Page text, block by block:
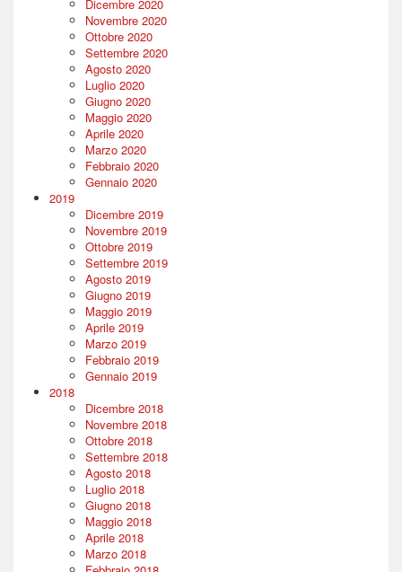
Dicembre 2020
Novembre 2020
Ottobre 2020
Settembre 2020
Agosto 2020
Luglio 2020
Giugno 2020
Maggio 2020
Aprile 2020
Marzo 2020
Febbraio 2020
Gennaio 2020
2019
Dicembre 2019
Novembre 2019
Ottobre 2019
Settembre 2019
Agosto 2019
Giugno 2019
Maggio 2019
Aprile 2019
Marzo 2019
Febbraio 2019
Gennaio 2019
2018
Dicembre 2018
Novembre 2018
Ottobre 2018
Settembre 2018
Agosto 2018
Luglio 2018
Giugno 2018
Maggio 2018
Aprile 2018
Marzo 2018